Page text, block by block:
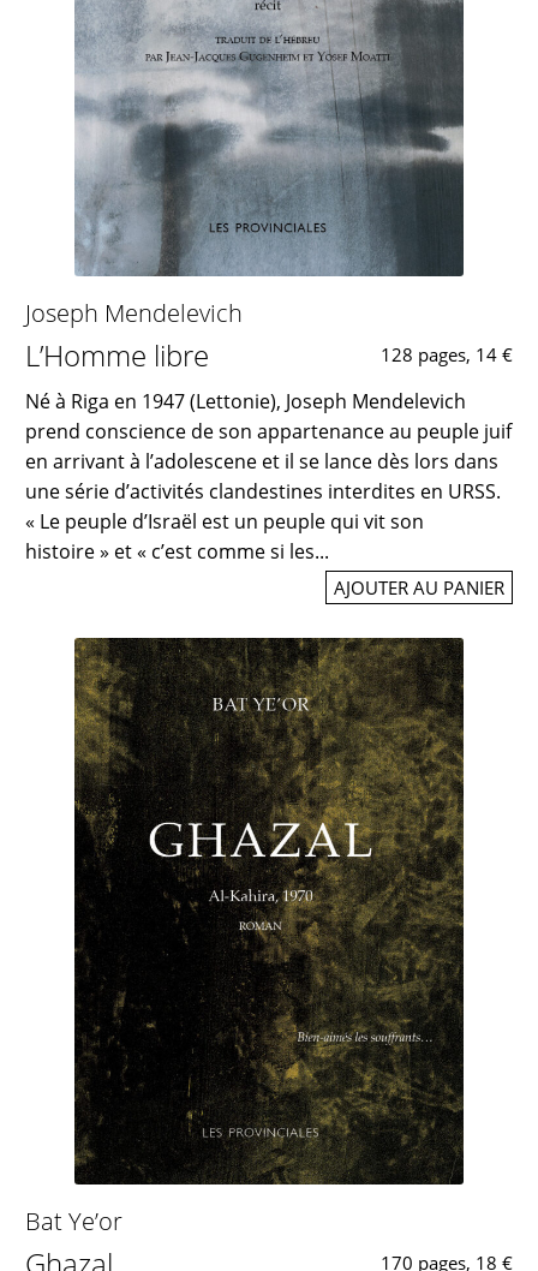
Joseph Mendelevich
L’Homme libre 128 pages, 14 €
Né à Riga en 1947 (Lettonie), Joseph Mendelevich
prend conscience de son appartenance au peuple juif
en arrivant à l’adolescene et il se lance dès lors dans
une série d’activités clandestines interdites en URSS.
« Le peuple d’Israël est un peuple qui vit son
histoire » et « c’est comme si les...
AJOUTER AU PANIER
Bat Ye’or
Ghazal 170 pages, 18 €